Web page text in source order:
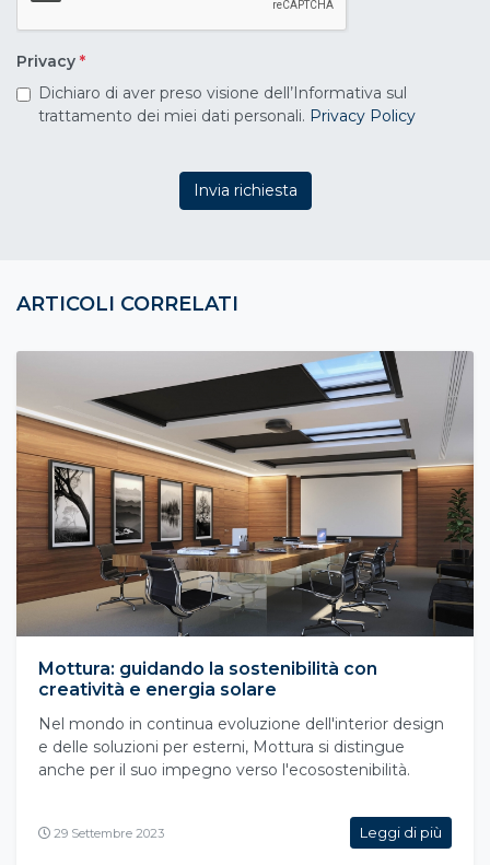
Privacy *
Dichiaro di aver preso visione dell’Informativa sul
trattamento dei miei dati personali. Privacy Policy
Invia richiesta
ARTICOLI CORRELATI
Mottura: guidando la sostenibilità con
creatività e energia solare
Nel mondo in continua evoluzione dell'interior design
e delle soluzioni per esterni, Mottura si distingue
anche per il suo impegno verso l'ecosostenibilità.
29 Settembre 2023 Leggi di più